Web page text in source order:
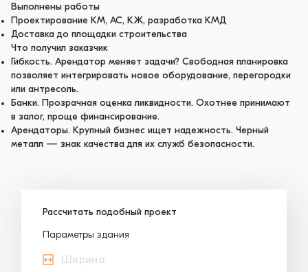
Выполнены работы
Проектирование КМ, АС, КЖ, разработка КМД
Доставка до площадки строительства
Что получил заказчик
Гибкость. Арендатор меняет задачи? Свободная планировка
позволяет интегрировать новое оборудование, перегородки
или антресоль.
Банки. Прозрачная оценка ликвидности. Охотнее принимают
в залог, проще финансирование.
Арендаторы. Крупный бизнес ищет надежность. Черный
металл — знак качества для их служб безопасности.
Рассчитать подобный проект
Параметры здания